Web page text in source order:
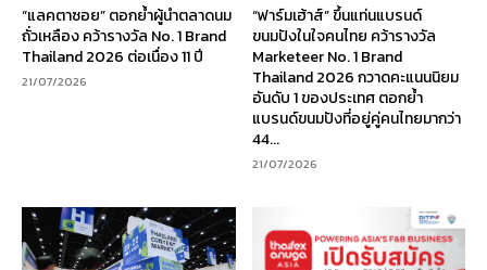
“แลคตาซอย” ตอกย้ำผู้นำตลาดนม
ถั่วเหลือง คว้ารางวัล No. 1 Brand
Thailand 2026 ต่อเนื่อง 11 ปี
21/07/2026
“ฟาร์มเฮ้าส์” ขึ้นแท่นแบรนด์
ขนมปังในใจคนไทย คว้ารางวัล
Marketeer No. 1 Brand
Thailand 2026 กวาดคะแนนนิยม
อันดับ 1 ของประเทศ ตอกย้ำ
แบรนด์ขนมปังที่อยู่คู่คนไทยมากว่า
44...
21/07/2026